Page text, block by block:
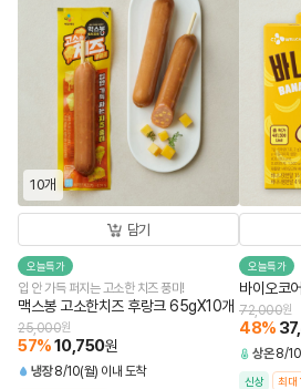
10개
담기
오늘특가
입 안 가득 퍼지는 고소한 치즈 풍미!
맥스봉 고소한치즈 후랑크 65gX10개
25,000원
57%10,750원
냉장 8/10(월) 이내 도착
오늘특가
바이오코
72,000원
48%
상온 8/
신상 최대